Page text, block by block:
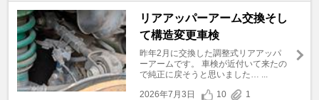
リアアッパーアーム交換そし
て構造変更車検
昨年2月に交換した調整式リアアッパ
ーアームです。 車検が近付いて来たの
で純正に戻そうと思いました… ...
2026年7月3日
10 1